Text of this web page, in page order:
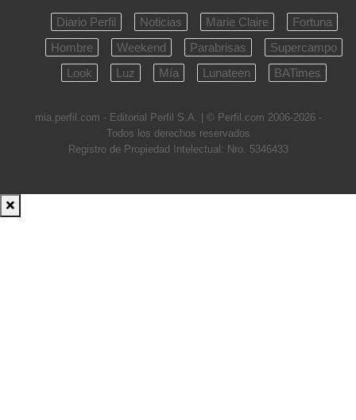
Diario Perfil Noticias Marie Claire
Fortuna
Hombre
Weekend Parabrisas
Supercampo
Look
Luz Mía Lunateen BATimes
mia.perfil.com - Editorial Perfil S.A. | © Perfil.com 2006-2026 -
Todos los derechos reservados
Registro de Propiedad Intelectual: Nro. 5346433